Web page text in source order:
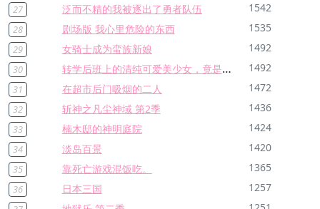
27 泛而不精的我被逐出了勇者队伍 1542
28 剧场版 我心里危险的东西 1535
29 女骑士成为蛮族新娘 1492
30 转学后班上的清纯可爱美少女，竟是小时候玩在一起的哥儿们 1492
31 在超市后门吸烟的二人 1472
32 斩神之凡尘神域 第2季 1436
33 楠木邸的神明庭院 1424
34 淡岛百景 1420
35 靠死亡游戏混饭吃。 1365
36 日本三国 1257